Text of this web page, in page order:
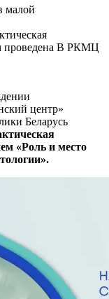
малой
проведена В РКМЦ
центр»
Беларусь
«Роль и место